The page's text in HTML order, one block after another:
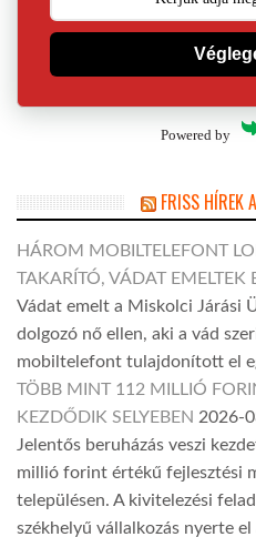
Powered by
FRISS HÍREK
HÁROM MOBILTELEFONT
TAKARÍTÓ, VÁDAT EMELTEK
Vádat emelt a Miskolci Járási
dolgozó nő ellen, aki a vád
mobiltelefont tulajdonított el
TÖBB MINT 112 MILLIÓ
KEZDŐDIK SELYEBEN 2026-
Jelentős beruházás veszi
millió forint értékű fejlesztési
településen. A kivitelezési
székhelyű vállalkozás nyerte el